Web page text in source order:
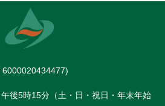
後5時15分（土・日・祝日・年末年始